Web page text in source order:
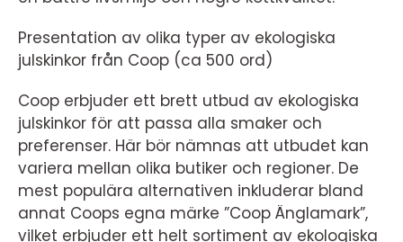
Presentation av olika typer av ekologiska
julskinkor från Coop (ca 500 ord)
Coop erbjuder ett brett utbud av ekologiska
julskinkor för att passa alla smaker och
preferenser. Här bör nämnas att utbudet kan
variera mellan olika butiker och regioner. De
mest populära alternativen inkluderar bland
annat Coops egna märke ”Coop Änglamark”,
vilket erbjuder ett helt sortiment av ekologiska